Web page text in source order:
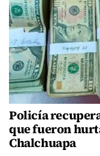
Policía
que fueron
Chalchuapa